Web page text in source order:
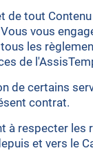
tout
vous
les
de
de certains
contrat.
respecter
et vers le